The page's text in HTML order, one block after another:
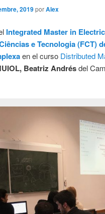
2019porAlex
Integrated Master in
e Tecnologia (FCT)
en el curso Distributed
Beatriz Andrésdel